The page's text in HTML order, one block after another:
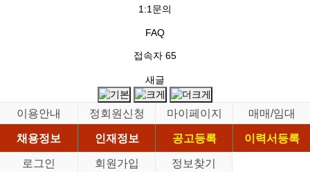
1:1문의
FAQ
접속자 65
새글
이용안내 정회원신청 마이페이지
매매/임대
채용정보
인재정보 공고등록
이력서등록
로그인
회원가입 정보찾기